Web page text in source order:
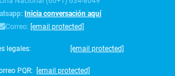
Inicia conversación aquí
Correo: [email protected]
legales: [email protected]
PQR: [email protected]